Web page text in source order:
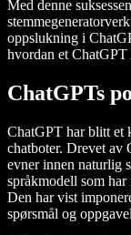
Med denne
oppslukning i
hvordan et
ChatGPTs
ChatGPT har blitt et
chatboter. Drevet av
evner innen naturlig
språkmodell som
Den har vist
spørsmål og